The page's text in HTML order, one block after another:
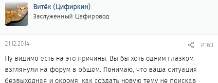
Витёк (Цифиркин)
Заслуженный Цефировод
21.12.2014 #163
Ну видимо есть на это причины. Вы бы хоть одним глазком
взглянули на форум в общем. Понимаю, что ваша ситуация
безвыходная и окромя, как создать новую тему не поискав